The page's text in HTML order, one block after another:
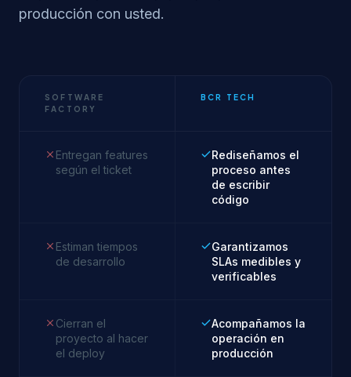
producción con usted.
SOFTWARE
FACTORY
BCR TECH
Entregan features
según el ticket
Rediseñamos el
proceso antes
de escribir
código
Estiman tiempos
de desarrollo
Garantizamos
SLAs medibles y
verificables
Cierran el
proyecto al hacer
el deploy
Acompañamos la
operación en
producción